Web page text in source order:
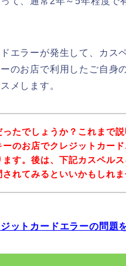
エラーが発生して、カス
のお店で利用したご自身
メします。
ったでしょうか？これまで
ーのお店でクレジットカー
ます。後は、下記カスペルス
れてみるといいかもしれま
ットカードエラーの問題